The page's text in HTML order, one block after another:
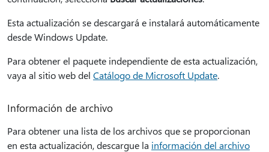
Esta actualización se descargará e instalará automáticamente
desde Windows Update.
Para obtener el paquete independiente de esta actualización,
vaya al sitio web del Catálogo de Microsoft Update.
Información de archivo
Para obtener una lista de los archivos que se proporcionan
en esta actualización, descargue la información del archivo